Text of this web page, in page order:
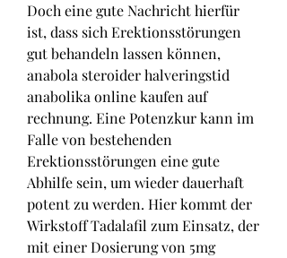
Doch eine gute Nachricht hierfür
ist, dass sich Erektionsstörungen
gut behandeln lassen können,
anabola steroider halveringstid
anabolika online kaufen auf
rechnung. Eine Potenzkur kann im
Falle von bestehenden
Erektionsstörungen eine gute
Abhilfe sein, um wieder dauerhaft
potent zu werden. Hier kommt der
Wirkstoff Tadalafil zum Einsatz, der
mit einer Dosierung von 5mg